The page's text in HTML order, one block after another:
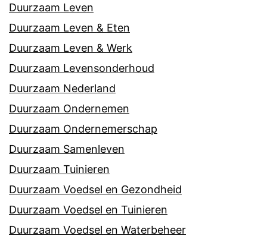
Duurzaam Leven
Duurzaam Leven & Eten
Duurzaam Leven & Werk
Duurzaam Levensonderhoud
Duurzaam Nederland
Duurzaam Ondernemen
Duurzaam Ondernemerschap
Duurzaam Samenleven
Duurzaam Tuinieren
Duurzaam Voedsel en Gezondheid
Duurzaam Voedsel en Tuinieren
Duurzaam Voedsel en Waterbeheer